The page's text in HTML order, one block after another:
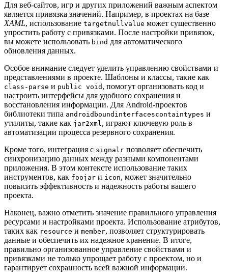
Для веб-сайтов, игр и других приложений важным аспектом
является привязка значений. Например, в проектах на базе
XAML, использование targetnullvalue может существенно
упростить работу с привязками. После настройки привязок,
вы можете использовать bind для автоматического
обновления данных.
Особое внимание следует уделить управлению свойствами и
представлениями в проекте. Шаблоны и классы, такие как
class-parse и public void , помогут организовать код и
настроить интерфейсы для удобного сохранения и
восстановления информации. Для Android-проектов
библиотеки типа androidboundinterfacescontaintypes и
утилиты, такие как jar2xml, играют ключевую роль в
автоматизации процесса резервного сохранения.
Кроме того, интеграция с signalr позволяет обеспечить
синхронизацию данных между разными компонентами
приложения. В этом контексте использование таких
инструментов, как foojar и icon, может значительно
повысить эффективность и надежность работы вашего
проекта.
Наконец, важно отметить значение правильного управления
ресурсами и настройками проекта. Использование атрибутов,
таких как resource и member, позволяет структурировать
данные и обеспечить их надежное хранение. В итоге,
правильно организованное управление свойствами и
привязками не только упрощает работу с проектом, но и
гарантирует сохранность всей важной информации.